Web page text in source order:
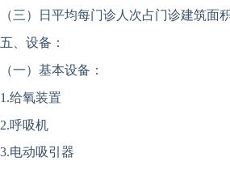
（三）日平均每门诊人次占门诊建筑面
五、设备：
（一）基本设备：
1.给氧装置
2.呼吸机
3.电动吸引器